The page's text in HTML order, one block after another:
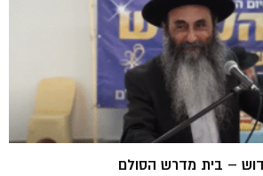
– בית מדרש הסולם